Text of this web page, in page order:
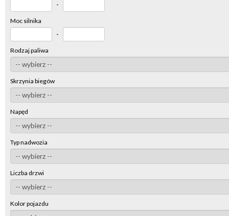
-
Moc silnika
-
Rodzaj paliwa
Skrzynia biegów
Napęd
Typ nadwozia
Liczba drzwi
Kolor pojazdu